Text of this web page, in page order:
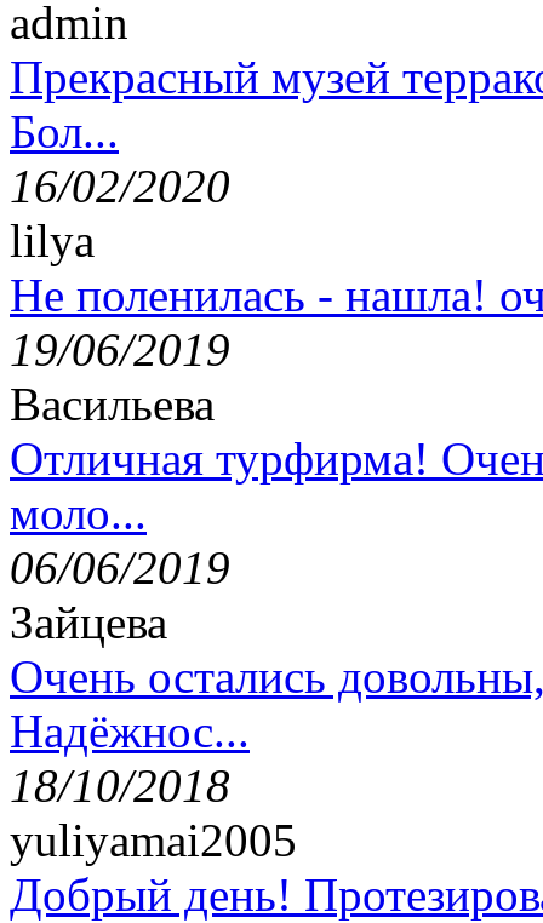
admin
Прекрасный музей
Бол...
16/02/2020
lilya
Не поленилась - нашла!
19/06/2019
Васильева
Отличная турфирма!
моло...
06/06/2019
Зайцева
Очень остались
Надёжнос...
18/10/2018
yuliyamai2005
Добрый день!